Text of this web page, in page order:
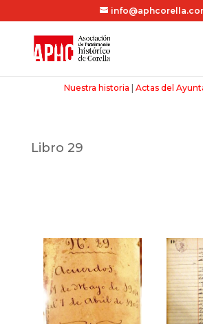
Nuestra historia |Actas del
Libro 29